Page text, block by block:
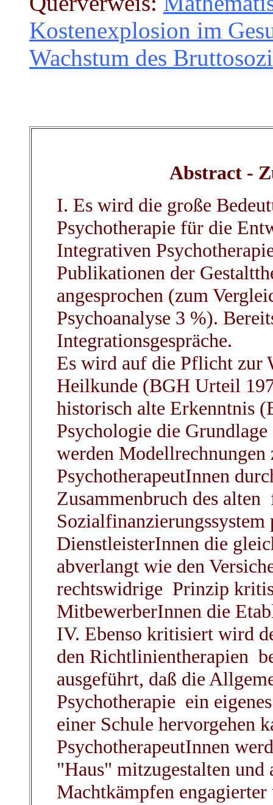
Kostenexplosion im
Wachstum des
Abstract -
I. Es wird die große
Psychotherapie für die
Integrativen
Publikationen der
angesprochen (zum
Psychoanalyse 3 %).
Integrationsgespräche.
Es wird auf die Pflicht zur
Heilkunde (BGH Urteil
historisch alte Erkenntnis
Psychologie die
werden
PsychotherapeutInnen
Zusammenbruch des alten
Sozialfinanzierungssystem
DienstleisterInnen die
abverlangt wie den
rechtswidrige Prinzip
MitbewerberInnen die
IV. Ebenso kritisiert wird
den Richtlinientherapien
ausgeführt, daß die
Psychotherapie ein
einer Schule hervorgehen
PsychotherapeutInnen
"Haus" mitzugestalten und
Machtkämpfen